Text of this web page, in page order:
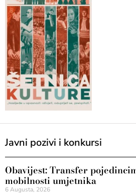
Javni pozivi i konkursi
Obavijest: Transfer
mobilnosti umjetnika
6 Augusta, 2026